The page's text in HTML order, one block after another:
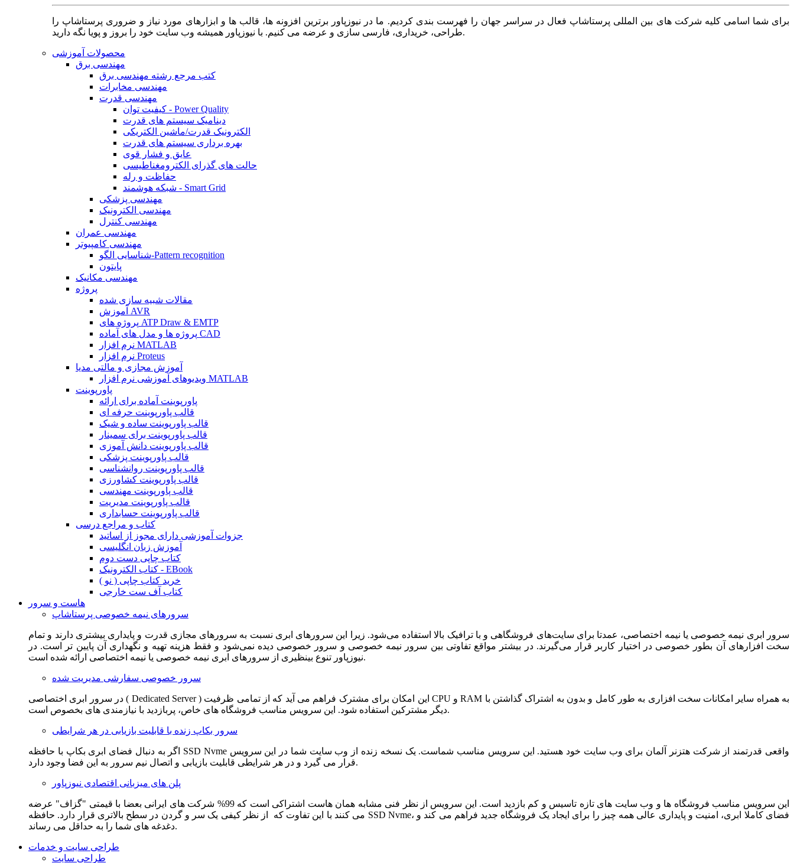
برای شما اسامی کلیه شرکت های بین المللی پرستاشاپ فعال در سراسر جهان را فهرست بندی کردیم. ما در نیوزپاور برترین افزونه ها، قالب ها و ابزارهای مورد نیاز و ضروری پرستاشاپ را
طراحی، خریداری، فارسی سازی و عرضه می کنیم. با نیوزپاور همیشه وب سایت خود را بروز و پویا نگه دارید.
محصولات آموزشی
مهندسی برق
کتب مرجع رشته مهندسی برق
مهندسی مخابرات
مهندسی قدرت
کیفیت توان - Power Quality
دینامیک سیستم های قدرت
الکترونیک قدرت/ماشین الکتریکی
بهره برداری سیستم های قدرت
عایق و فشار قوی
حالت های گذرای الکترومغناطیسی
حفاظت و رله
شبکه هوشمند - Smart Grid
مهندسی پزشکی
مهندسی الکترونیک
مهندسی کنترل
مهندسی عمران
مهندسی کامپیوتر
شناسایی الگو-Pattern recognition
پایتون
مهندسی مکانیک
پروژه
مقالات شبیه سازی شده
آموزش AVR
پروژه های ATP Draw & EMTP
پروژه ها و مدل های آماده CAD
نرم افزار MATLAB
نرم افزار Proteus
آموزش مجازی و مالتی مدیا
ویدیوهای آموزشی نرم افزار MATLAB
پاورپوینت
پاورپوینت آماده برای ارائه
قالب پاورپوینت حرفه ای
قالب پاورپوینت ساده و شیک
قالب پاورپوینت برای سمینار
قالب پاورپوینت دانش آموزی
قالب پاورپوینت پزشکی
قالب پاورپوینت روانشناسی
قالب پاورپوینت کشاورزی
قالب پاورپوینت مهندسی
قالب پاورپوینت مدیریت
قالب پاورپوینت حسابداری
کتاب و مراجع درسی
جزوات آموزشی دارای مجوز از اساتید
آموزش زبان انگلیسی
کتاب چاپی دست دوم
کتاب الکترونیک - EBook
خرید کتاب چاپی ( نو )
کتاب آف ست خارجی
هاست و سرور
سرورهای نیمه خصوصی پرستاشاپ
سرور ابری نیمه خصوصی یا نیمه اختصاصی، عمدتا برای سایت‌های فروشگاهی و با ترافیک بالا استفاده می‌شود. زیرا این سرورهای ابری نسبت به سرورهای مجازی قدرت و پایداری بیشتری دارند و تمام
سخت افزارهای آن بطور خصوصی در اختیار کاربر قرار می‌گیرند. در بیشتر مواقع تفاوتی بین سرور نیمه خصوصی و سرور خصوصی دیده نمی‌شود و فقط هزینه تهیه و نگهداری آن پایین تر است. در
نیوزپاور تنوع بینظیری از سرورهای ابری نیمه خصوصی یا نیمه اختصاصی ارائه شده است.
سرور خصوصی سفارشی مدیریت شده
در سرور ابری اختصاصی ( Dedicated Server ) این امکان برای مشترک فراهم می آید که از تمامی ظرفیت CPU و RAM به همراه سایر امکانات سخت افزاری به طور کامل و بدون به اشتراک گذاشتن با
دیگر مشترکین استفاده شود. این سرویس مناسب فروشگاه های خاص، پربازدید با نیازمندی های بخصوص است.
سرور بکاپ زنده با قابلیت بازیابی در هر شرایطی
اگر به دنبال فضای ابری بکاپ با حافظه SSD Nvme واقعی قدرتمند از شرکت هتزنر آلمان برای وب سایت خود هستید. این سرویس مناسب شماست. یک نسخه زنده از وب سایت شما در این سرویس
قرار می گیرد و در هر شرایطی قابلیت بازیابی و اتصال نیم سرور به این فضا وجود دارد.
پلن های میزبانی اقتصادی نیوزپاور
این سرویس مناسب فروشگاه ها و وب سایت های تازه تاسیس و کم بازدید است. این سرویس از نظر فنی مشابه همان هاست اشتراکی است که 99% شرکت های ایرانی بعضا با قیمتی "گزاف" عرضه
می کنند با این تفاوت که از نظر کیفی یک سر و گردن در سطح بالاتری قرار دارد. حافظه SSD Nvme، فضای کاملا ابری، امنیت و پایداری عالی همه چیز را برای ایجاد یک فروشگاه جدید فراهم می کند و
دغدغه های شما را به حداقل می رساند.
طراحی سایت و خدمات
طراحی سایت